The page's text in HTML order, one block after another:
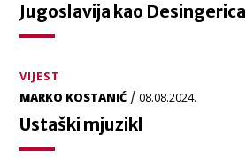
Jugoslavija kao Desingerica
VIJEST
MARKO KOSTANIĆ /08.08.2024.
Ustaški mjuzikl